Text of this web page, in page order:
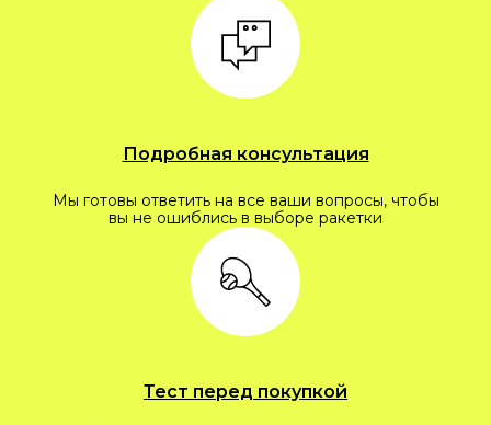
Подробная консультация
Мы готовы ответить на все ваши вопросы, чтобы
вы не ошиблись в выборе ракетки
Тест перед покупкой